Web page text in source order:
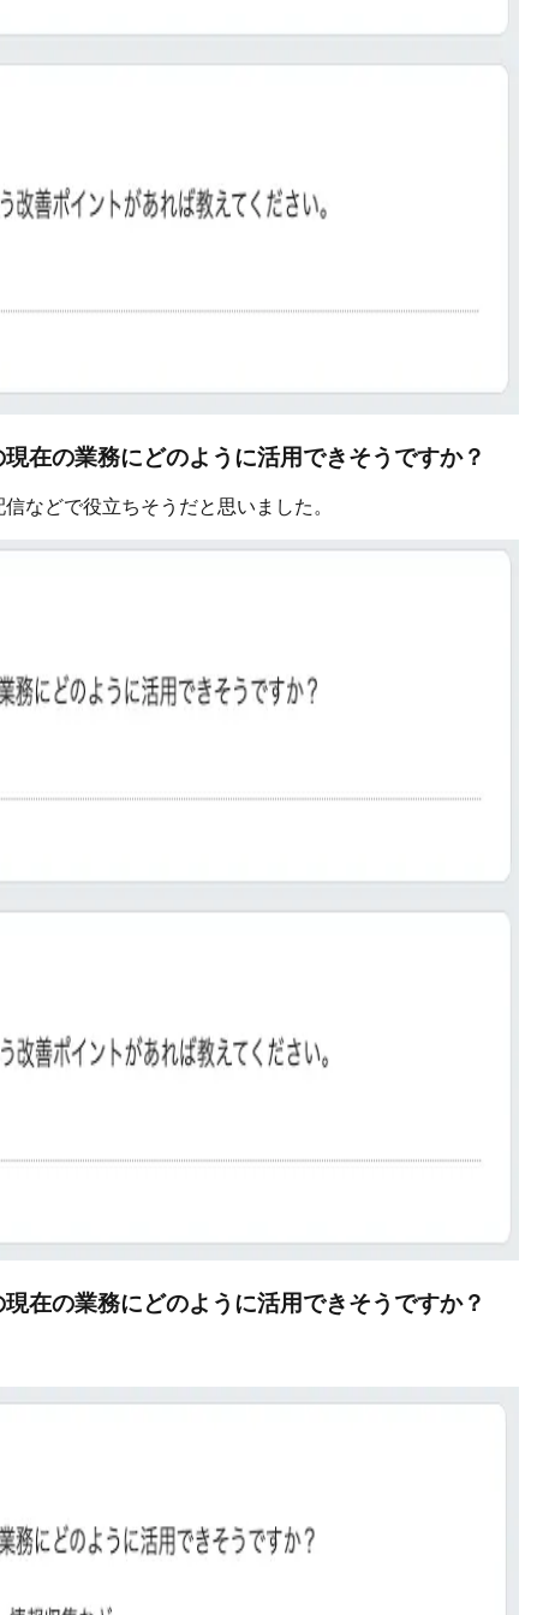
在の業務にどのように活用できそうですか？
などで役立ちそうだと思いました。
在の業務にどのように活用できそうですか？